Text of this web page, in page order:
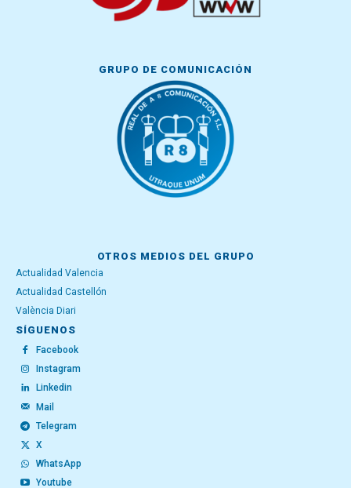
GRUPO DE COMUNICACIÓN
OTROS MEDIOS DEL GRUPO
Actualidad Valencia
Actualidad Castellón
València Diari
SÍGUENOS
Facebook
Instagram
Linkedin
Mail
Telegram
X
WhatsApp
Youtube